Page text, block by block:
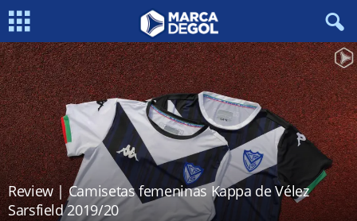
Review | Camisetas femeninas Kappa de Vélez
Sarsfield 2019/20